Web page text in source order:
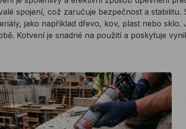
spojení, což zaručuje bezpečnost a
jako například dřevo, kov, plast nebo
Kotvení je snadné na použití a poskytuje